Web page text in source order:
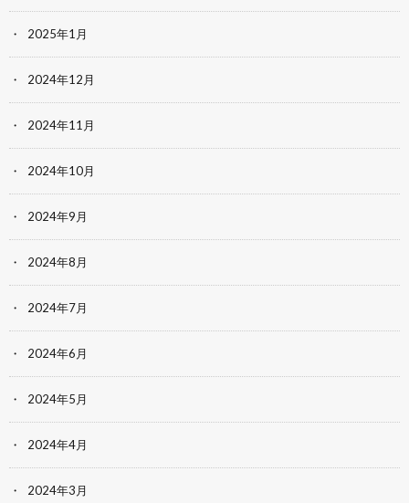
2025年1月
2024年12月
2024年11月
2024年10月
2024年9月
2024年8月
2024年7月
2024年6月
2024年5月
2024年4月
2024年3月